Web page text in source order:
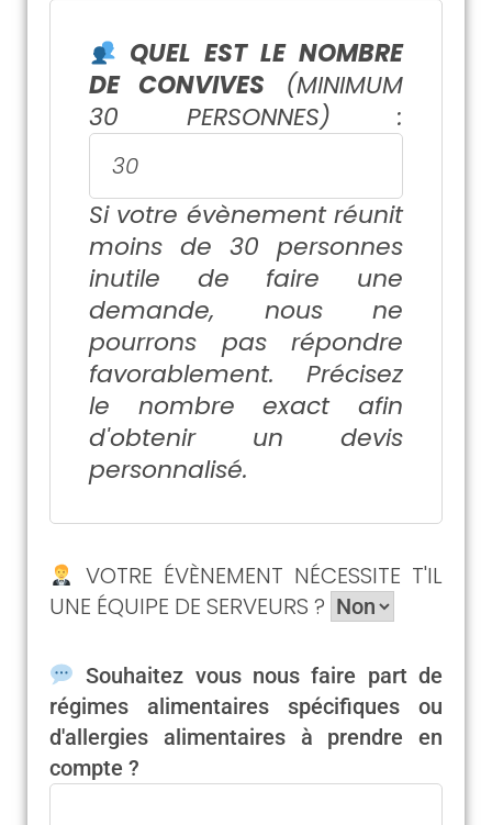
QUEL EST LE NOMBRE
DE CONVIVES (MINIMUM
30 PERSONNES) :
Si votre évènement réunit
moins de 30 personnes
inutile de faire une
demande, nous ne
pourrons pas répondre
favorablement. Précisez
le nombre exact afin
d'obtenir un devis
personnalisé.
VOTRE ÉVÈNEMENT NÉCESSITE T'IL
UNE ÉQUIPE DE SERVEURS ?
Souhaitez vous nous faire part de
régimes alimentaires spécifiques ou
d'allergies alimentaires à prendre en
compte ?